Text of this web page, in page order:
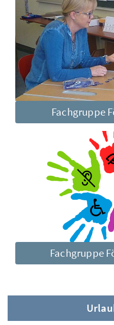
Fachgruppe
Fachgruppe